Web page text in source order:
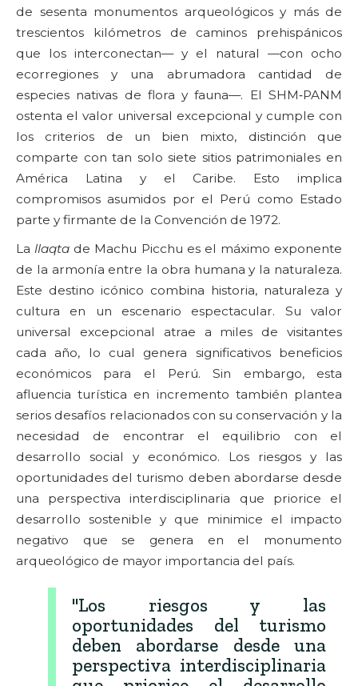
de sesenta monumentos arqueológicos y más de
trescientos kilómetros de caminos prehispánicos
que los interconectan— y el natural —con ocho
ecorregiones y una abrumadora cantidad de
especies nativas de flora y fauna—. El SHM‑PANM
ostenta el valor universal excepcional y cumple con
los criterios de un bien mixto, distinción que
comparte con tan solo siete sitios patrimoniales en
América Latina y el Caribe. Esto implica
compromisos asumidos por el Perú como Estado
parte y firmante de la Convención de 1972.
Lallaqta de Machu Picchu es el máximo exponente
de la armonía entre la obra humana y la naturaleza.
Este destino icónico combina historia, naturaleza y
cultura en un escenario espectacular. Su valor
universal excepcional atrae a miles de visitantes
cada año, lo cual genera significativos beneficios
económicos para el Perú. Sin embargo, esta
afluencia turística en incremento también plantea
serios desafíos relacionados con su conservación y la
necesidad de encontrar el equilibrio con el
desarrollo social y económico. Los riesgos y las
oportunidades del turismo deben abordarse desde
una perspectiva interdisciplinaria que priorice el
desarrollo sostenible y que minimice el impacto
negativo que se genera en el monumento
arqueológico de mayor importancia del país.
"Los riesgos y las
oportunidades del turismo
deben abordarse desde una
perspectiva interdisciplinaria